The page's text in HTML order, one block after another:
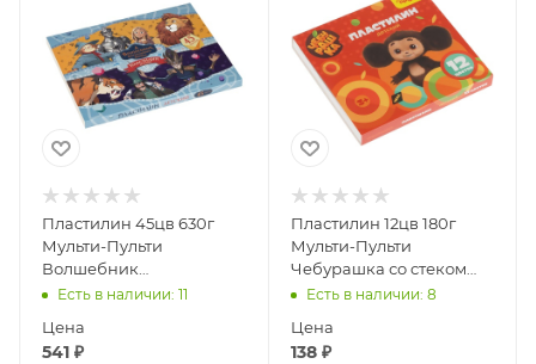
Пластилин 45цв 630г
Мульти-Пульти
Волшебник
изумрудного города со
Есть в наличии: 11
Цена
541 ₽
Пластилин 12цв 180г
Мульти-Пульти
Чебурашка со стеком
ДПЧБ_53011
Есть в наличии: 8
Цена
138₽